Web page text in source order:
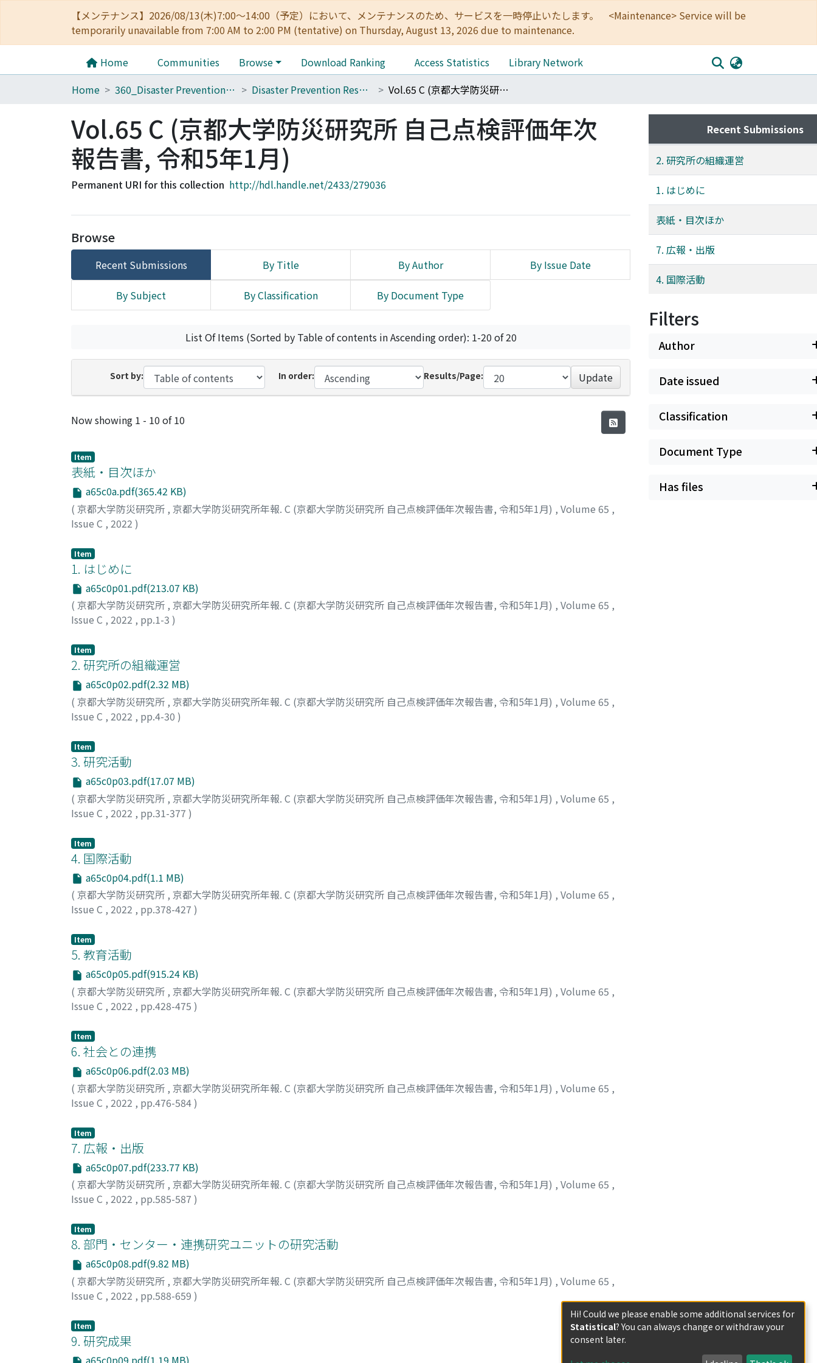
【メンテナンス】2026/08/13(木)7:00～14:00（予定）において、メンテナンスのため、サービスを一時停止いたします。 <Maintenance> Service will be
temporarily unavailable from 7:00 AM to 2:00 PM (tentative) on Thursday, August 13, 2026 due to maintenance.
Home Communities Browse Download Ranking Access Statistics
Library Network
Home
360_Disaster Prevention Research Institute Disaster Prevention Research Institute Annuals Vol.65 C (京都大学防災研究所 自己点検評価年次報告書, 令和5年1月)
Vol.65 C (京都大学防災研究所 自己点検評価年次
報告書, 令和5年1月)
Permanent URI for this collection http://hdl.handle.net/2433/279036
Browse
Recent Submissions By Title By Author By Issue Date
By Subject By Classification By Document Type
List Of Items (Sorted by Table of contents in Ascending order): 1-20 of 20
Sort by: In order: Results/Page: Update
Recent Submissions
Now showing 1 - 10 of 10
Item
表紙・目次ほか
a65c0a.pdf(365.42 KB)
( 京都大学防災研究所 , 京都大学防災研究所年報. C (京都大学防災研究所 自己点検評価年次報告書, 令和5年1月) , Volume 65 ,
Issue C , 2022 )
Item
1. はじめに
a65c0p01.pdf(213.07 KB)
( 京都大学防災研究所 , 京都大学防災研究所年報. C (京都大学防災研究所 自己点検評価年次報告書, 令和5年1月) , Volume 65 ,
Issue C , 2022 , pp.1-3 )
Item
2. 研究所の組織運営
a65c0p02.pdf(2.32 MB)
( 京都大学防災研究所 , 京都大学防災研究所年報. C (京都大学防災研究所 自己点検評価年次報告書, 令和5年1月) , Volume 65 ,
Issue C , 2022 , pp.4-30 )
Item
3. 研究活動
a65c0p03.pdf(17.07 MB)
( 京都大学防災研究所 , 京都大学防災研究所年報. C (京都大学防災研究所 自己点検評価年次報告書, 令和5年1月) , Volume 65 ,
Issue C , 2022 , pp.31-377 )
Item
4. 国際活動
a65c0p04.pdf(1.1 MB)
( 京都大学防災研究所 , 京都大学防災研究所年報. C (京都大学防災研究所 自己点検評価年次報告書, 令和5年1月) , Volume 65 ,
Issue C , 2022 , pp.378-427 )
Item
5. 教育活動
a65c0p05.pdf(915.24 KB)
( 京都大学防災研究所 , 京都大学防災研究所年報. C (京都大学防災研究所 自己点検評価年次報告書, 令和5年1月) , Volume 65 ,
Issue C , 2022 , pp.428-475 )
Item
6. 社会との連携
a65c0p06.pdf(2.03 MB)
( 京都大学防災研究所 , 京都大学防災研究所年報. C (京都大学防災研究所 自己点検評価年次報告書, 令和5年1月) , Volume 65 ,
Issue C , 2022 , pp.476-584)
Item
7. 広報・出版
a65c0p07.pdf(233.77 KB)
( 京都大学防災研究所 , 京都大学防災研究所年報. C (京都大学防災研究所 自己点検評価年次報告書, 令和5年1月) , Volume 65 ,
Issue C , 2022 , pp.585-587 )
Item
8. 部門・センター・連携研究ユニットの研究活動
a65c0p08.pdf(9.82 MB)
( 京都大学防災研究所 , 京都大学防災研究所年報. C (京都大学防災研究所 自己点検評価年次報告書, 令和5年1月) , Volume 65 ,
Issue C , 2022 , pp.588-659 )
Item
9. 研究成果
a65c0p09.pdf(1.19 MB)
Recent Submissions
2. 研究所の組織運営
1. はじめに
表紙・目次ほか
7. 広報・出版
4. 国際活動
Filters
Author
Date issued
Classification
Document Type
Has files
Hi! Could we please enable some additional services for
Statistical? You can always change or withdraw your
consent later.